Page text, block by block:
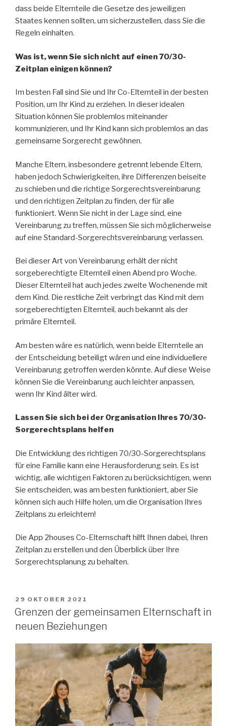
dass beide Elternteile die Gesetze des jeweiligen
Staates kennen sollten, um sicherzustellen, dass Sie die
Regeln einhalten.
Was ist, wenn Sie sich nicht auf einen 70/30-
Zeitplan einigen können?
Im besten Fall sind Sie und Ihr Co-Elternteil in der besten
Position, um Ihr Kind zu erziehen. In dieser idealen
Situation können Sie problemlos miteinander
kommunizieren, und Ihr Kind kann sich problemlos an das
gemeinsame Sorgerecht gewöhnen.
Manche Eltern, insbesondere getrennt lebende Eltern,
haben jedoch Schwierigkeiten, ihre Differenzen beiseite
zu schieben und die richtige Sorgerechtsvereinbarung
und den richtigen Zeitplan zu finden, der für alle
funktioniert. Wenn Sie nicht in der Lage sind, eine
Vereinbarung zu treffen, müssen Sie sich möglicherweise
auf eine Standard-Sorgerechtsvereinbarung verlassen.
Bei dieser Art von Vereinbarung erhält der nicht
sorgeberechtigte Elternteil einen Abend pro Woche.
Dieser Elternteil hat auch jedes zweite Wochenende mit
dem Kind. Die restliche Zeit verbringt das Kind mit dem
sorgeberechtigten Elternteil, auch bekannt als der
primäre Elternteil.
Am besten wäre es natürlich, wenn beide Elternteile an
der Entscheidung beteiligt wären und eine individuellere
Vereinbarung getroffen werden könnte. Auf diese Weise
können Sie die Vereinbarung auch leichter anpassen,
wenn Ihr Kind älter wird.
Lassen Sie sich bei der Organisation Ihres 70/30-
Sorgerechtsplans helfen
Die Entwicklung des richtigen 70/30-Sorgerechtsplans
für eine Familie kann eine Herausforderung sein. Es ist
wichtig, alle wichtigen Faktoren zu berücksichtigen, wenn
Sie entscheiden, was am besten funktioniert, aber Sie
können sich auch Hilfe holen, um die Organisation Ihres
Zeitplans zu erleichtern!
Die App 2houses Co-Elternschaft hilft Ihnen dabei, Ihren
Zeitplan zu erstellen und den Überblick über Ihre
Sorgerechtsplanung zu behalten.
VERÖFFENTLICHT
AM
29 OKTOBER 2021
Grenzen der gemeinsamen Elternschaft in
neuen Beziehungen